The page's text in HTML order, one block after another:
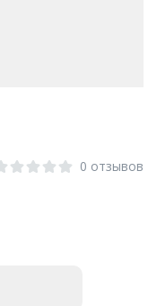
0 отзывов